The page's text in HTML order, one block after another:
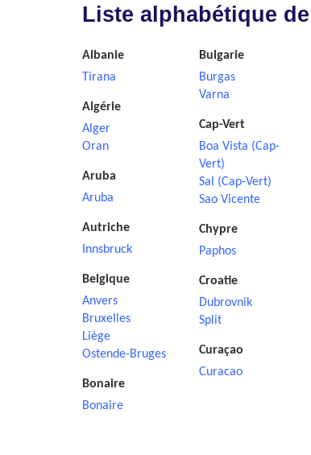
Liste alphabétique
Albanie
Tirana
Algérie
Alger
Oran
Aruba
Aruba
Autriche
Innsbruck
Belgique
Anvers
Bruxelles
Liège
Ostende-Bruges
Bonaire
Bonaire
Bulgarie
Burgas
Varna
Cap-Vert
Boa Vista (Cap-
Vert)
Sal (Cap-Vert)
Sao Vicente
Chypre
Paphos
Croatie
Dubrovnik
Split
Curaçao
Curacao